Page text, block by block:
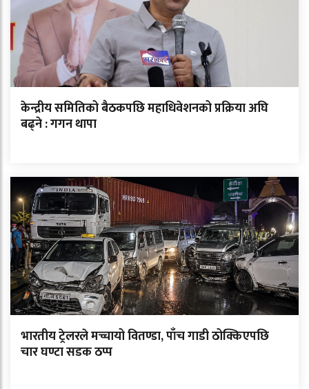
केन्द्रीय समितिको बैठकपछि महाधिवेशनको प्रक्रिया अघि
बढ्ने : गगन थापा
भारतीय ट्रेलरले मच्चायो वितण्डा, पाँच गाडी ठोक्किएपछि
चार घण्टा सडक ठप्प